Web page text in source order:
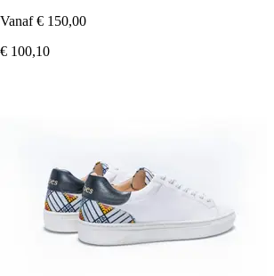
Vanaf € 150,00
€ 100,10